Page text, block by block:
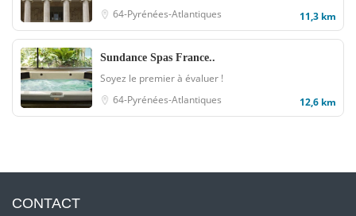
64-Pyrénées-Atlantiques
11,3 km
Sundance Spas France..
Soyez le premier à évaluer !
64-Pyrénées-Atlantiques
12,6 km
CONTACT